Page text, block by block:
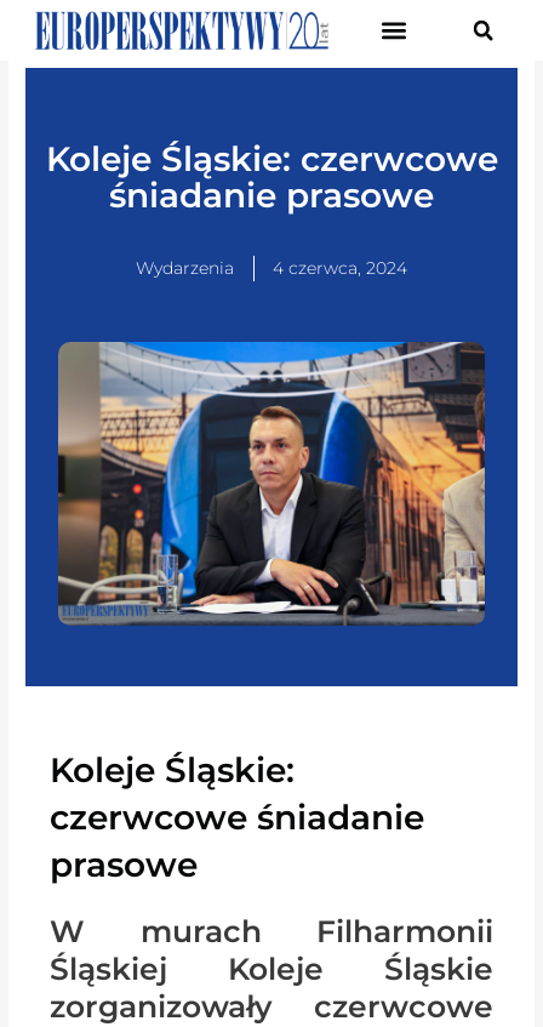
Koleje Śląskie: czerwcowe
śniadanie prasowe
Wydarzenia 4 czerwca, 2024
Koleje Śląskie:
czerwcowe śniadanie
prasowe
W murach Filharmonii
Śląskiej Koleje Śląskie
zorganizowały czerwcowe